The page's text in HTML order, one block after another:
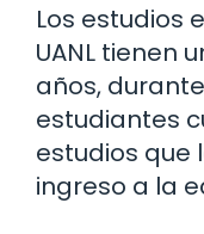
Los estudios
UANL tienen
años,
estudiantes
estudios que
ingreso a la